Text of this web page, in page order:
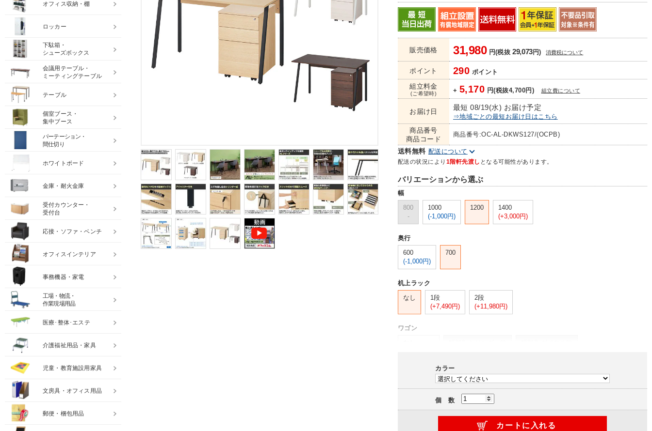
販売価格 31,980円(税抜29,073円) 消費税について
ポイント 290 ポイント
組立料金
(ご希望時) + 5,170 円(税抜4,700円) 組立費について
お届け日 最短 08/19(水) お届け予定
⇒地域ごとの最短お届け日はこちら
商品番号
商品コード
商品番号:OC-AL-DKWS127/(OCPB)
送料無料 配送について
配送の状況により 1階軒先渡し となる可能性があります。
バリエーションから選ぶ
幅
800
-
1000
(-1,000円)
1200
1400
(+3,000円)
奥行
600
(-1,000円)
700
机上ラック
なし
1段
(+7,490円)
2段
(+11,980円)
ワゴン
幅420_シリンダー錠
(+1,000円)
カラー
個 数
オフィス収納・棚
ロッカー
下駄箱・
シューズボックス
会議用テーブル・
ミーティングテーブル
テーブル
個室ブース・
集中ブース
パーテーション・
間仕切り
ホワイトボード
金庫・耐火金庫
受付カウンター・
受付台
応接・ソファ・ベンチ
オフィスインテリア
事務機器・家電
工場・物流・
作業現場用品
医療･整体･エステ
介護福祉用品・家具
児童・教育施設用家具
文房具・オフィス用品
郵便・梱包用品